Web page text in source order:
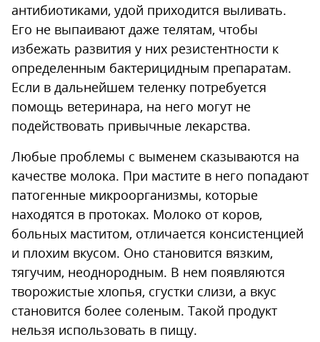
антибиотиками, удой приходится выливать.
Его не выпаивают даже телятам, чтобы
избежать развития у них резистентности к
определенным бактерицидным препаратам.
Если в дальнейшем теленку потребуется
помощь ветеринара, на него могут не
подействовать привычные лекарства.
Любые проблемы с выменем сказываются на
качестве молока. При мастите в него попадают
патогенные микроорганизмы, которые
находятся в протоках. Молоко от коров,
больных маститом, отличается консистенцией
и плохим вкусом. Оно становится вязким,
тягучим, неоднородным. В нем появляются
творожистые хлопья, сгустки слизи, а вкус
становится более соленым. Такой продукт
нельзя использовать в пищу.